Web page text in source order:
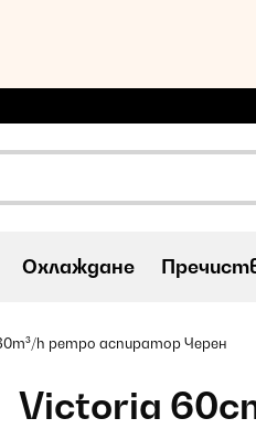
Охлаждане
h ретро аспиратор Черен
Victoria